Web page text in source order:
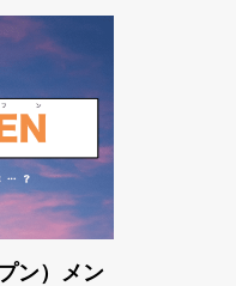
ン）メン